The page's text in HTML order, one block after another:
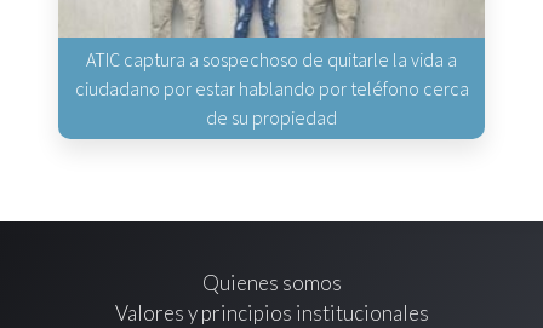
ATIC captura a sospechoso de quitarle la vida a
ciudadano por estar hablando por teléfono cerca
de su propiedad
Quienes somos
Valores y principios institucionales